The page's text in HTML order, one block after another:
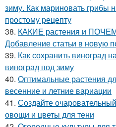
зиму. Как мариновать грибы
простому рецепту
38. КАКИЕ растения и
Добавление статьи в новую
39. Как сохранить виноград
виноград под зиму
40. Оптимальные растения
весенние и летние вариации
41. Создайте
овощи и цветы для тени